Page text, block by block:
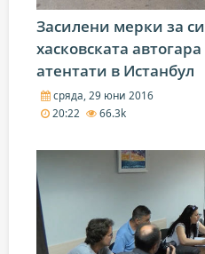
Засилени мерки за
хасковската
атентати в Истанбул
сряда, 29 юни 2016
20:22
66.3k